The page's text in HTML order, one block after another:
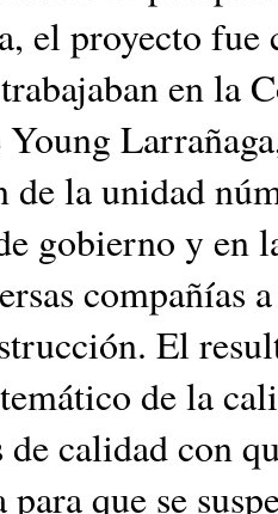
el proyecto
en la
la unidad
gobierno y en
compañías
El
de la
calidad con
que se